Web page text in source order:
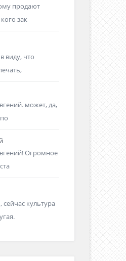
продают
зак
виду, что
может, да,
Огромное
сейчас культура